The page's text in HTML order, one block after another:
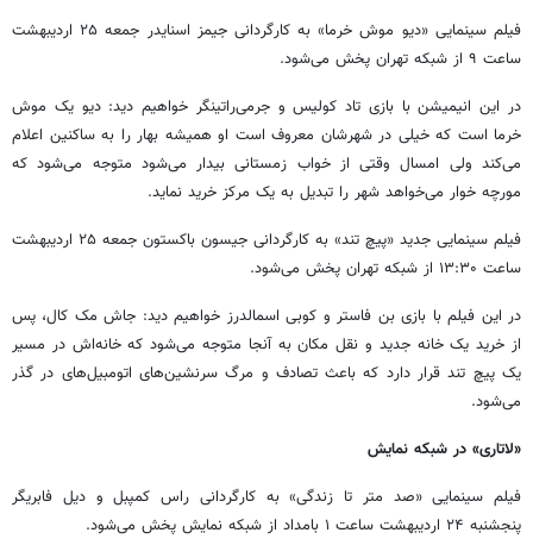
فیلم سینمایی «دیو موش خرما» به کارگردانی جیمز اسنایدر جمعه ۲۵ اردیبهشت
ساعت ۹ از شبکه تهران پخش می‌شود.
در این انیمیشن با بازی تاد کولیس و جرمی‌راتینگر خواهیم دید: دیو یک موش
خرما است که خیلی در شهرشان معروف است او همیشه بهار را به ساکنین اعلام
می‌کند ولی امسال وقتی از خواب زمستانی بیدار می‌شود متوجه می‌شود که
مورچه خوار می‌خواهد شهر را تبدیل به یک مرکز خرید نماید.
فیلم سینمایی جدید «پیچ تند» به کارگردانی جیسون باکستون جمعه ۲۵ اردیبهشت
ساعت ۱۳:۳۰ از شبکه تهران پخش می‌شود.
در این فیلم با بازی بن فاستر و کوبی اسمالدرز خواهیم دید: جاش مک‌ کال، پس
از خرید یک خانه جدید و نقل مکان به آنجا متوجه می‌شود که خانه‌اش در مسیر
یک پیچ تند قرار دارد که باعث تصادف و مرگ سرنشین‌های اتومبیل‌های در گذر
می‌شود.
«لاتاری» در شبکه نمایش
فیلم سینمایی «صد متر تا زندگی» به کارگردانی راس کمپبل و دیل فابریگر
پنجشنبه ۲۴ اردیبهشت ساعت ۱ بامداد از شبکه نمایش پخش می‌شود.